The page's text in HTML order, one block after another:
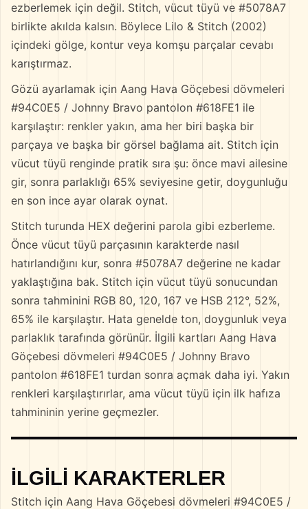
ezberlemek için değil. Stitch, vücut tüyü ve #5078A7
birlikte akılda kalsın. Böylece Lilo & Stitch (2002)
içindeki gölge, kontur veya komşu parçalar cevabı
karıştırmaz.
Gözü ayarlamak için Aang Hava Göçebesi dövmeleri
#94C0E5 / Johnny Bravo pantolon #618FE1 ile
karşılaştır: renkler yakın, ama her biri başka bir
parçaya ve başka bir görsel bağlama ait. Stitch için
vücut tüyü renginde pratik sıra şu: önce mavi ailesine
gir, sonra parlaklığı 65% seviyesine getir, doygunluğu
en son ince ayar olarak oynat.
Stitch turunda HEX değerini parola gibi ezberleme.
Önce vücut tüyü parçasının karakterde nasıl
hatırlandığını kur, sonra #5078A7 değerine ne kadar
yaklaştığına bak. Stitch için vücut tüyü sonucundan
sonra tahminini RGB 80, 120, 167 ve HSB 212°, 52%,
65% ile karşılaştır. Hata genelde ton, doygunluk veya
parlaklık tarafında görünür. İlgili kartları Aang Hava
Göçebesi dövmeleri #94C0E5 / Johnny Bravo
pantolon #618FE1 turdan sonra açmak daha iyi. Yakın
renkleri karşılaştırırlar, ama vücut tüyü için ilk hafıza
tahmininin yerine geçmezler.
İLGILI KARAKTERLER
Stitch için Aang Hava Göçebesi dövmeleri #94C0E5 /